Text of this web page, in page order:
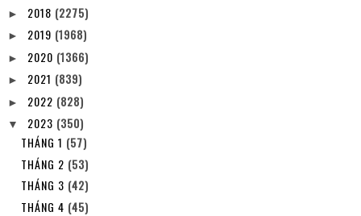
► 2018 (2275)
► 2019 (1968)
► 2020 (1366)
► 2021 (839)
► 2022 (828)
▼ 2023 (350)
THÁNG 1 (57)
THÁNG 2 (53)
THÁNG 3 (42)
THÁNG 4 (45)